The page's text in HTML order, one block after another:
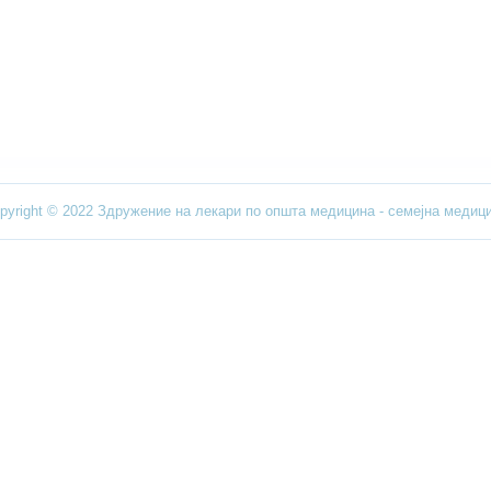
© 2022 Здружение на лекари по општа медицина - семејна